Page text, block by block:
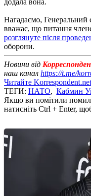
Нагадаємо,
вважає, що питання
розглянуте після
оборони.
Новини від
наш канал https://t.me/
Читайте
ТЕГИ: НАТО, Кабмин
Якщо ви помітили
натисніть Ctrl + Enter,